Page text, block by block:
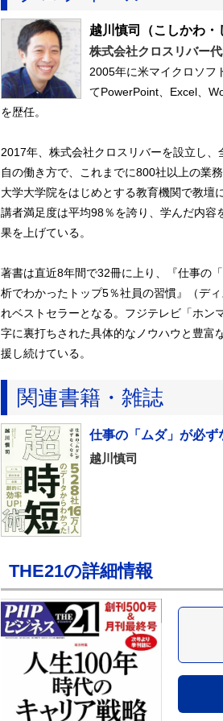
越川慎司
（こしかわ・
株式会社クロスリバー
2005年に米マイクロソフ
てPowerPoint、Excel、
を歴任。
2017年、株式会社クロスリバーを設立し
自の働き方で、これまでに800社以上の業
大学大学院をはじめとする教育機関で教壇
講者満足度は平均98％を誇り、学んだ内
果を上げている。
著書は直近8年間で32冊に上り、『仕事の
析でわかったトップ5％社員の習慣』（デ
れベストセラーとなる。フジテレビ「ホン
字に裏打ちされた具体的なノウハウと豊富
援し続けている。
関連書籍・雑誌
仕事の「ムダ」が必ず
越川慎司
THE21の詳細情報